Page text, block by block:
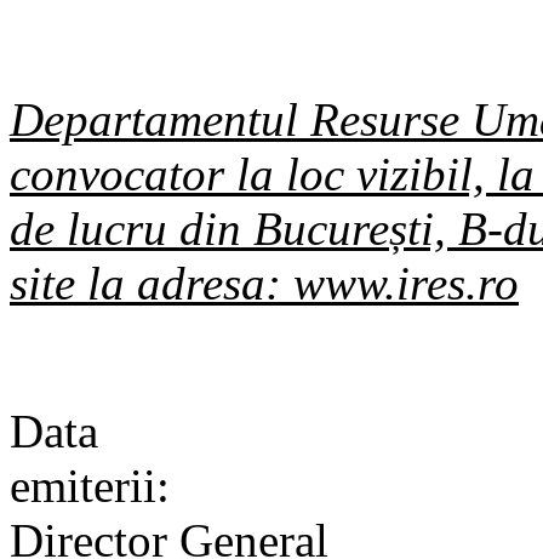
Departamentul Resurse
convocator la loc vizibil,
de lucru din București, B-
site la adresa: www.ires.ro
Data
emiterii
Director General